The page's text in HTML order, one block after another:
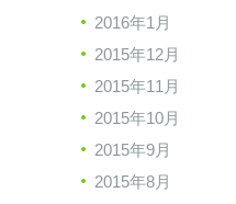
2016年1月
2015年12月
2015年11月
2015年10月
2015年9月
2015年8月